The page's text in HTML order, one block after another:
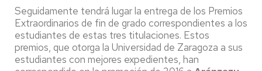
Seguidamente tendrá lugar la entrega de los Premios
Extraordinarios de fin de grado correspondientes a los
estudiantes de estas tres titulaciones. Estos
premios, que otorga la Universidad de Zaragoza a sus
estudiantes con mejores expedientes, han